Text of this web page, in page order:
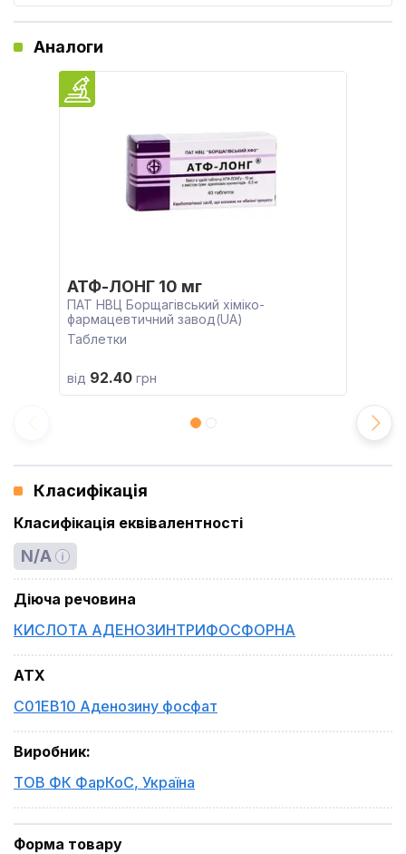
Аналоги
АТФ-ЛОНГ 10 мг
ПАТ НВЦ Борщагівський хіміко-
фармацевтичний завод(UA)
Таблетки
від 92.40 грн
Класифікація
Класифікація еквівалентності
N/A
Діюча речовина
КИСЛОТА АДЕНОЗИНТРИФОСФОРНА
ATX
C01EB10 Аденозину фосфат
Виробник:
ТОВ ФК ФарКоС, Україна
Форма товару